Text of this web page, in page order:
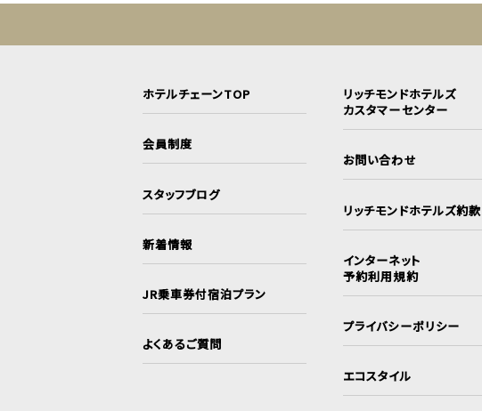
ホテルチェーンTOP
会員制度
スタッフブログ
新着情報
JR乗車券付宿泊プラン
よくあるご質問
リッチモンドホテルズ
カスタマーセンター
お問い合わせ
リッチモンドホテルズ約款
インターネット
予約利用規約
プライバシーポリシー
エコスタイル